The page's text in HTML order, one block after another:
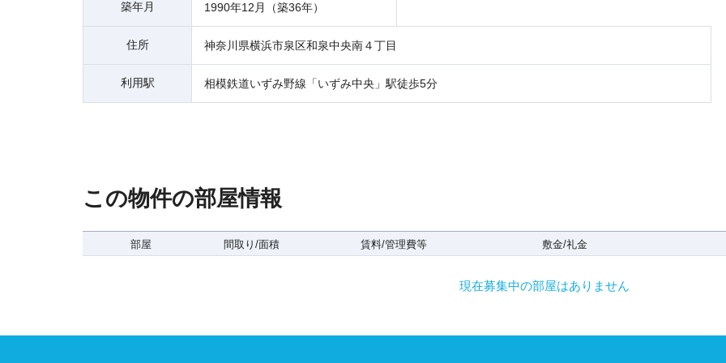
築年月 1990年12月（築36年）
住所 神奈川県横浜市泉区和泉中央南４丁目
利用駅 相模鉄道いずみ野線「いずみ中央」駅徒歩5分
この物件の部屋情報
部屋 間取り/面積 賃料/管理費等 敷金/礼金
現在募集中の部屋はありません